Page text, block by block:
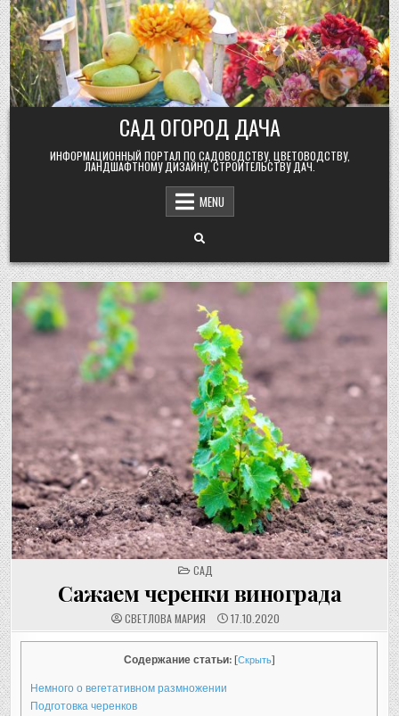
Skip
to
content
САД ОГОРОД ДАЧА
ИНФОРМАЦИОННЫЙ ПОРТАЛ ПО САДОВОДСТВУ, ЦВЕТОВОДСТВУ,
ЛАНДШАФТНОМУ ДИЗАЙНУ, СТРОИТЕЛЬСТВУ ДАЧ.
MENU
POSTED
IN
САД
Сажаем черенки винограда
СВЕТЛОВА МАРИЯ 17.10.2020
Содержание статьи: [Скрыть]
Немного о вегетативном размножении
Подготовка черенков